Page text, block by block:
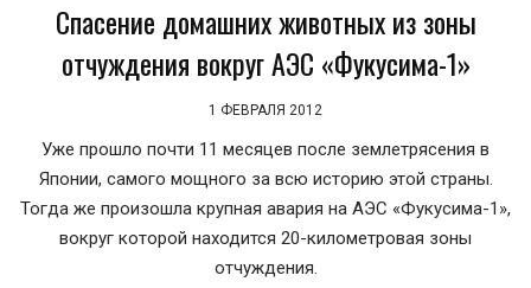
Спасение домашних животных из зоны
отчуждения вокруг АЭС «Фукусима-1»
1 ФЕВРАЛЯ 2012
Уже прошло почти 11 месяцев после землетрясения в
Японии, самого мощного за всю историю этой страны.
Тогда же произошла крупная авария на АЭС «Фукусима-1»,
вокруг которой находится 20-километровая зоны
отчуждения.